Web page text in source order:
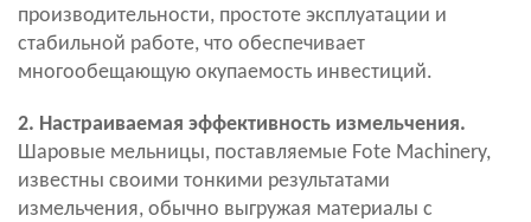
производительности, простоте эксплуатации и
стабильной работе, что обеспечивает
многообещающую окупаемость инвестиций.
2. Настраиваемая эффективность измельчения.
Шаровые мельницы, поставляемые Fote Machinery,
известны своими тонкими результатами
измельчения, обычно выгружая материалы с